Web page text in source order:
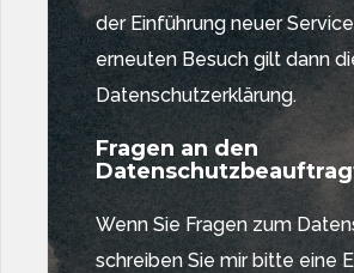
der Einführung neuer
erneuten Besuch gilt dann
Datenschutzerklärung.
Fragen an den
Wenn Sie Fragen zum
schreiben Sie mir bitte eine